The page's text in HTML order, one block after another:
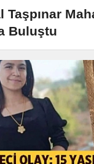
Taşpınar
Buluştu